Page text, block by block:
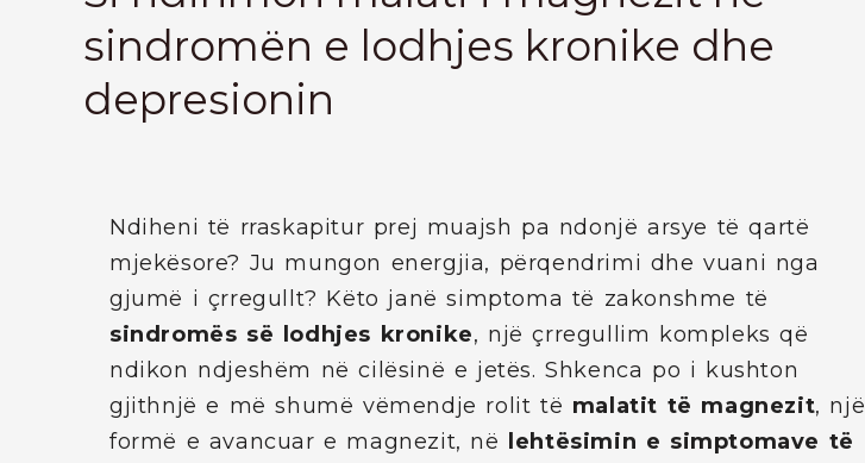
sindromën e lodhjes kronike dhe
depresionin
Ndiheni të rraskapitur prej muajsh pa ndonjë arsye të qartë
mjekësore? Ju mungon energjia, përqendrimi dhe vuani nga
gjumë i çrregullt? Këto janë simptoma të zakonshme të
sindromës së lodhjes kronike, një çrregullim kompleks që
ndikon ndjeshëm në cilësinë e jetës. Shkenca po i kushton
gjithnjë e më shumë vëmendje rolit të malatit të magnezit, një
formë e avancuar e magnezit, në
lehtësimin e simptomave të